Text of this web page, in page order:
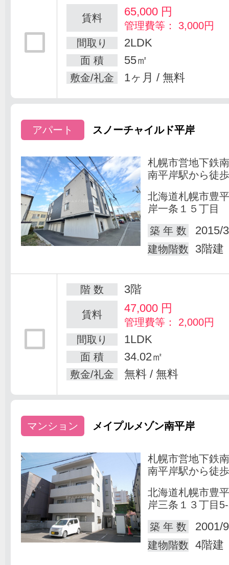
賃料 65,000円
管理費等： 3,000円
間取り
2LDK
面 積 55㎡
敷金/礼金 1ヶ月 / 無料
アパート スノーチャイルド平岸
札幌市営地下鉄
南平岸駅から徒
北海道札幌市豊
岸一条１５丁目
築 年 数
2015/
建物階数 3階建
階 数 3階
賃料 47,000円
管理費等： 2,000円
間取り
1LDK
面 積 34.02㎡
敷金/礼金 無料 / 無料
マンション メイプルメゾン南平岸
札幌市営地下鉄
南平岸駅から徒
北海道札幌市豊
岸三条１３丁目
築 年 数
2001/
建物階数 4階建